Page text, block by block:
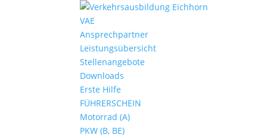
VAE
Ansprechpartner
Leistungsübersicht
Stellenangebote
Downloads
Erste Hilfe
FÜHRERSCHEIN
Motorrad (A)
PKW (B, BE)